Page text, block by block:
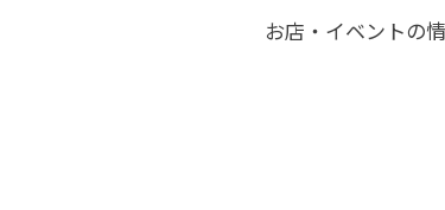
お店・イベントの